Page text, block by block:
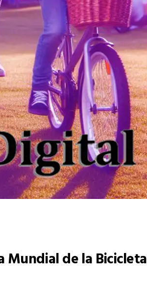
Mundial de la Bicicleta